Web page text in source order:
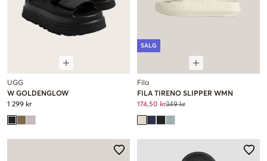
UGG
W GOLDENGLOW
1 299 kr
SALG
Fila
FILA TIRENO SLIPPER WMN
174,50 kr349 kr